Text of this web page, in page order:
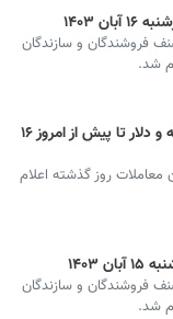
۱۴۰۳
فروشندگان و سازندگان
شد.
آخرین قیمت طلا، سکه و دلار تا پیش از امروز ۱۶
معاملات روز گذشته اعلام
فروشندگان و سازندگان
شد.